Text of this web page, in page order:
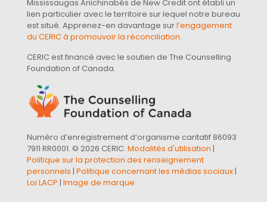
Mississaugas Anichinabés de New Credit ont établi un
lien particulier avec le territoire sur lequel notre bureau
est situé. Apprenez-en davantage surl’engagement
du CERIC à promouvoir la réconciliation.
CERIC est financé avec le soutien de The Counselling
Foundation of Canada.
Numéro d’enregistrement d’organisme caritatif 86093
7911 RR0001. © 2026 CERIC. Modalités d'utilisation |
Politique sur la protection des renseignement
personnels | Politique concernant les médias sociaux|
Loi LACP | Image de marque